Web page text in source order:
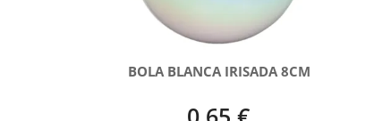
BOLA BLANCA IRISADA 8CM